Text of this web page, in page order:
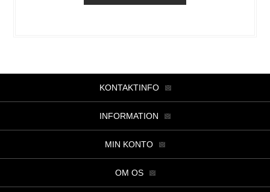
KONTAKTINFO
INFORMATION
MIN KONTO
OM OS